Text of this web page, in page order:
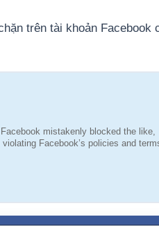
trên tài khoản Facebook
mistakenly blocked the like,
Facebook’s policies and